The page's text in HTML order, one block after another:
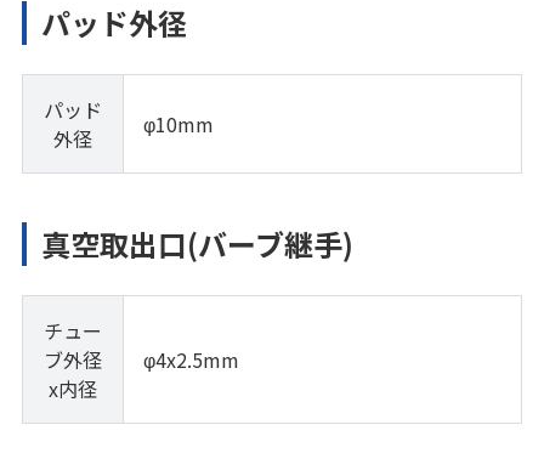
パッド外径
パッド
外径
φ10mm
真空取出口(バーブ継手)
チュー
ブ外径
x内径
φ4x2.5mm